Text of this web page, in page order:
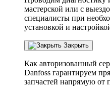
мастерской или с
специалисты при
установкой и
Закрыть
Как авторизованный
Danfoss гарантируем
запчастей напрямую от